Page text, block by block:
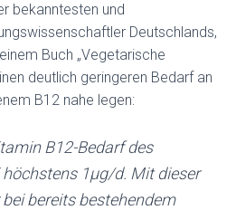
bekanntesten und
Deutschlands,
Buch „Vegetarische
deutlich geringeren Bedarf an
B12 nahe legen:
B12-Bedarf des
1µg/d. Mit dieser
bereits bestehendem